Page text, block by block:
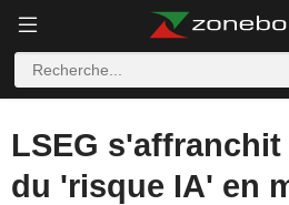
LSEG s'affranchit
du 'risque IA' en